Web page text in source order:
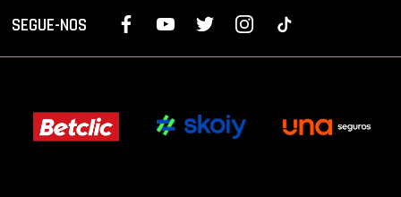
SEGUE-NOS